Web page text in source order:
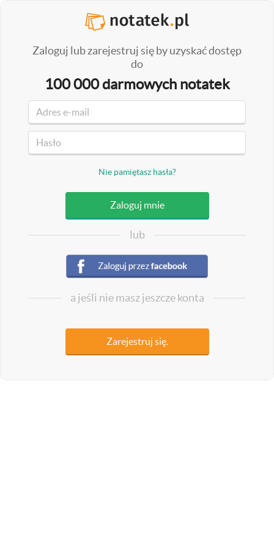
Zaloguj lub zarejestruj się by uzyskać dostęp
do
100 000 darmowych notatek
Nie pamiętasz hasła?
lub
a jeśli nie masz jeszcze konta
Zarejestruj się.